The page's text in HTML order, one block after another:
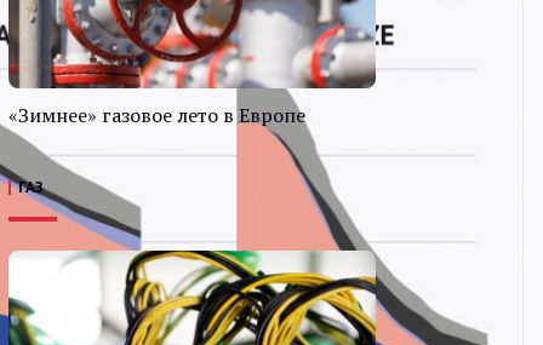
«Зимнее» газовое лето в Европе
ГАЗ